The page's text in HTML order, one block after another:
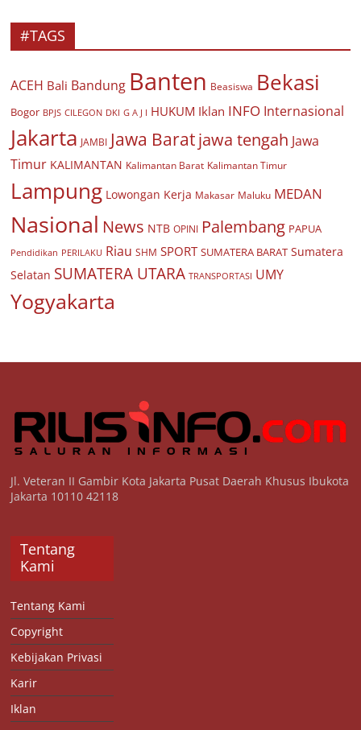
#TAGS
ACEH Bali Bandung Banten Beasiswa Bekasi
Bogor BPJS CILEGON DKI G A J I HUKUM Iklan INFO Internasional
Jakarta JAMBI Jawa Baratjawa tengah Jawa
Timur KALIMANTAN Kalimantan Barat Kalimantan Timur
Lampung Lowongan Kerja Makasar Maluku MEDAN
Nasional News NTB OPINI Palembang PAPUA
Pendidikan PERILAKU Riau SHM SPORT SUMATERA BARAT Sumatera
Selatan SUMATERA UTARA TRANSPORTASI UMY
Yogyakarta
Jl. Veteran II Gambir Kota Jakarta Pusat Daerah Khusus Ibukota
Jakarta 10110 42118
Tentang
Kami
Tentang Kami
Copyright
Kebijakan Privasi
Karir
Iklan